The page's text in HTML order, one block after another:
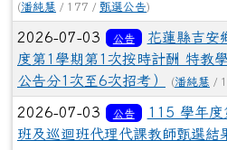
(潘純慧 / 177 / 甄選公告)
2026-07-03 公告
花蓮縣吉安
度第1學期第1次按時計酬 特教
公告分1次至6次招考）
(潘純慧 /
2026-07-03 公告
115 學年度
班及巡迴班代理代課教師甄選